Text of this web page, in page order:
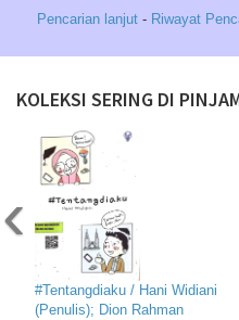
Pencarian lanjut - Riwayat
KOLEKSI SERING DI
#Tentangdiaku / Hani Widiani
(Penulis); Dion Rahman
‹